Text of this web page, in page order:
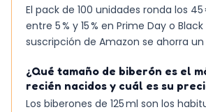
El pack de 100 unidades ronda los
entre 5 % y 15 % en Prime Day o
suscripción de Amazon se ahorra un
¿Qué tamaño de biberón es el
recién nacidos y cuál es su
Los biberones de 125 ml son los